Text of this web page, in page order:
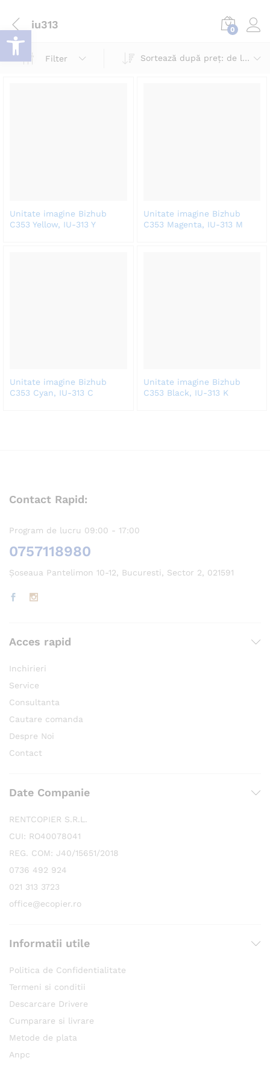
iu313 0
Filter Sortează după preț: de la mic la mare
Unitate imagine Bizhub
C353 Yellow, IU-313 Y
Unitate imagine Bizhub
C353 Magenta, IU-313 M
Unitate imagine Bizhub
C353 Cyan, IU-313 C
Unitate imagine Bizhub
C353 Black, IU-313 K
Contact Rapid:
Program de lucru 09:00 - 17:00
0757118980
Șoseaua Pantelimon 10-12, Bucuresti, Sector 2, 021591
Acces rapid
Inchirieri
Service
Consultanta
Cautare comanda
Despre Noi
Contact
Date Companie
RENTCOPIER S.R.L.
CUI: RO40078041
REG. COM: J40/15651/2018
0736 492 924
021 313 3723
office@ecopier.ro
Informatii utile
Politica de Confidentialitate
Termeni si conditii
Descarcare Drivere
Cumparare si livrare
Metode de plata
Anpc
Deschide bara de unelte